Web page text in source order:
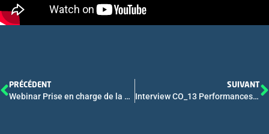
PRÉCÉDENT
Webinar Prise en charge de la Maladie du Foie liée à l’Alcool
SUIVANT
Interview CO_13 Performances de l’élastométrie splénique pour estimer le risque de varices œsophagiennes nécessitant un traitement chez les patients atteints d’une maladie vasculaire porto-sinusoïdale